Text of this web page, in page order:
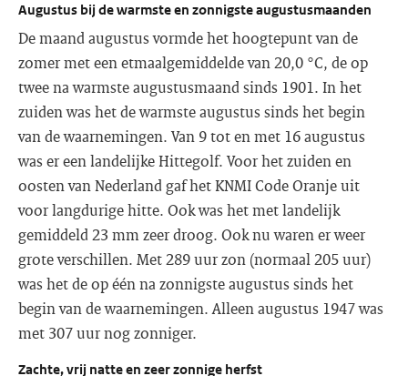
Augustus bij de warmste en zonnigste augustusmaanden
De maand augustus vormde het hoogtepunt van de
zomer met een etmaalgemiddelde van 20,0 °C, de op
twee na warmste augustusmaand sinds 1901. In het
zuiden was het de warmste augustus sinds het begin
van de waarnemingen. Van 9 tot en met 16 augustus
was er een landelijke Hittegolf. Voor het zuiden en
oosten van Nederland gaf het KNMI Code Oranje uit
voor langdurige hitte. Ook was het met landelijk
gemiddeld 23 mm zeer droog. Ook nu waren er weer
grote verschillen. Met 289 uur zon (normaal 205 uur)
was het de op één na zonnigste augustus sinds het
begin van de waarnemingen. Alleen augustus 1947 was
met 307 uur nog zonniger.
Zachte, vrij natte en zeer zonnige herfst